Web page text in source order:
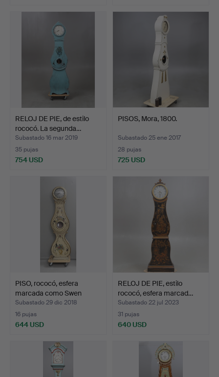
RELOJ DE PIE, de estilo
rococó. La segunda…
Subastado 16 mar 2019
35 pujas
754 USD
PISOS, Mora, 1800.
Subastado 25 ene 2017
28 pujas
725 USD
PISO, rococó, esfera
marcada como Swen
Ham…
Subastado 29 dic 2018
16 pujas
644 USD
RELOJ DE PIE, estilo
rococó, esfera marcad…
Subastado 22 jul 2023
31 pujas
640 USD